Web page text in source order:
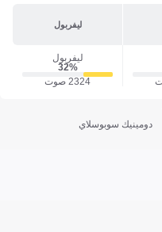
ليفربول
ليفربول
32‎%‎
2324 صوت
دومينيك سوبوسلاي